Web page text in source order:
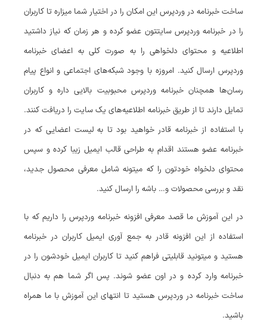
ساخت خبرنامه در وردپرس این امکان را در اختیار شما میزاره تا کاربران
را در خبرنامه وردپرس سایتتون عضو کرده و هر زمان که نیاز داشتید
اطلاعیه و محتوای دلخواهی را به صورت کلی به اعضای خبرنامه
وردپرس ارسال کنید. امروزه با وجود شبکه‌های اجتماعی و انواع پیام
رسان‌ها همچنان خبرنامه وردپرس محبوبیت بالایی داره و کاربران
تمایل دارند تا از طریق خبرنامه اطلاعیه‌های یک سایت را دریافت کنند.
با استفاده از خبرنامه قادر خواهید بود تا به لیست اعضایی که در
خبرنامه عضو هستند اقدام به طراحی قالب ایمیل زیبا کرده و سپس
محتوای دلخواه خودتون را که میتونه شامل معرفی محصول جدید،
نقد و بررسی محصولات و… باشه را ارسال کنید.
در این آموزش ما قصد معرفی افزونه خبرنامه وردپرس را داریم که با
استفاده از این افزونه قادر به جمع آوری ایمیل کاربران در خبرنامه
هستید و میتونید قابلیتی فراهم کنید تا کاربران ایمیل خودشون را در
خبرنامه وارد کرده و در اون عضو شوند. پس اگر شما هم به دنبال
ساخت خبرنامه در وردپرس هستید تا انتهای این آموزش با ما همراه
باشید.